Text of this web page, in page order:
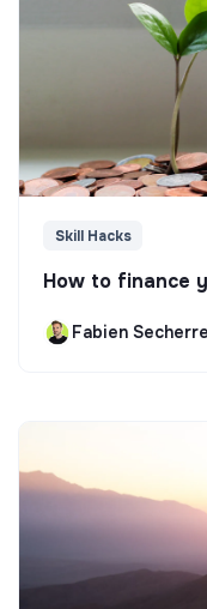
Skill Hacks
How to finance
Fabien Secherre